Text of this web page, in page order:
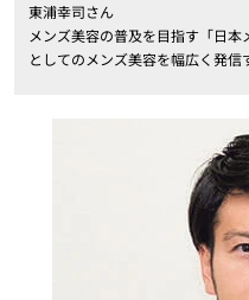
東浦幸司さん
メンズ美容の普及を目指す「日
としてのメンズ美容を幅広く発信